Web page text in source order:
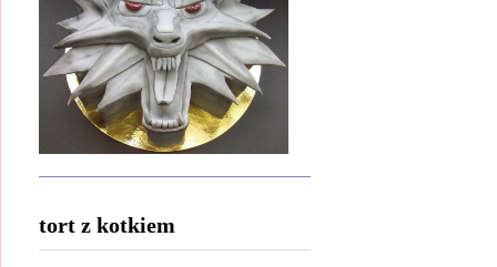
tort z kotkiem